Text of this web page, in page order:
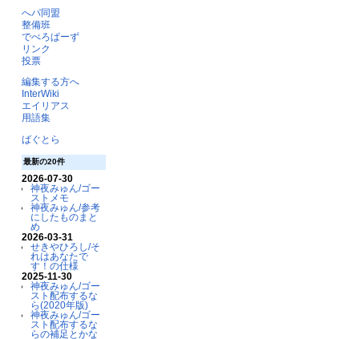
へパ同盟
整備班
でべろぱーず
リンク
投票
編集する方へ
InterWiki
エイリアス
用語集
ばぐとら
最新の20件
2026-07-30
神夜みゅん/ゴー
ストメモ
神夜みゅん/参考
にしたものまと
め
2026-03-31
せきやひろし/そ
れはあなたで
す！の仕様
2025-11-30
神夜みゅん/ゴー
スト配布するな
ら(2020年版)
神夜みゅん/ゴー
スト配布するな
らの補足とかな